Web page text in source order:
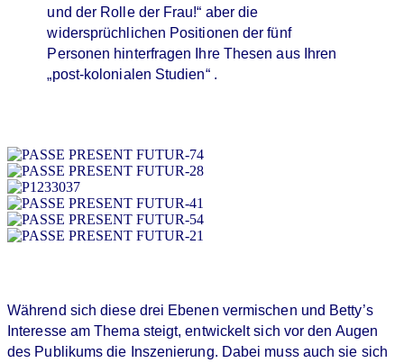
und der Rolle der Frau!“ aber die
widersprüchlichen Positionen der fünf
Personen hinterfragen Ihre Thesen aus Ihren
„post-kolonialen Studien“ .
Während sich diese drei Ebenen vermischen und Betty’s
Interesse am Thema steigt, entwickelt sich vor den Augen
des Publikums die Inszenierung. Dabei muss auch sie sich